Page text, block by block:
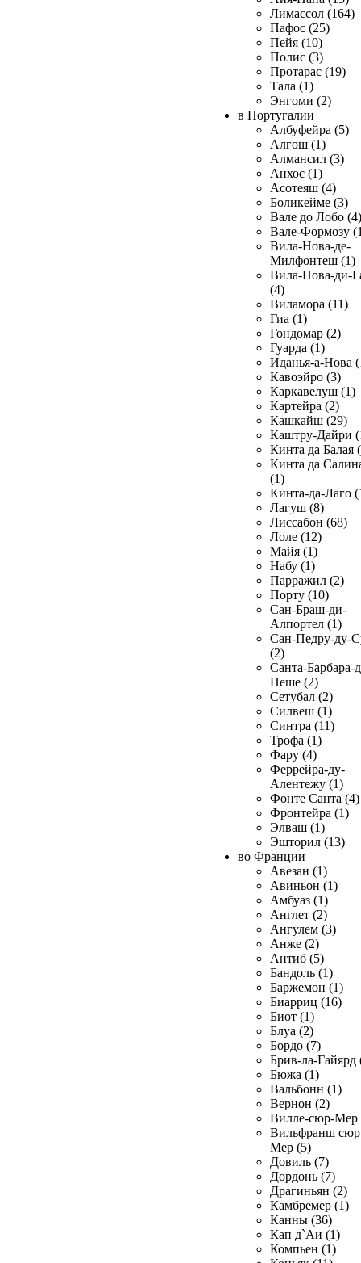
Лимассол (164)
Пафос (25)
Пейя (10)
Полис (3)
Протарас (19)
Тала (1)
Энгоми (2)
в Португалии
Албуфейра (5)
Алгош (1)
Алмансил (3)
Анхос (1)
Асотеяш (4)
Боликейме (3)
Вале до Лобо (4)
Вале-Формозу
Вила-Нова-де-
Милфонтеш (1)
Вила-Нова-ди-
(4)
Виламора (11)
Гиа (1)
Гондомар (2)
Гуарда (1)
Иданья-а-Нова
Кавоэйро (3)
Каркавелуш (1)
Картейра (2)
Кашкайш (29)
Каштру-Дайри
Кинта да Балая
Кинта да
(1)
Кинта-да-Лаго
Лагуш (8)
Лиссабон (68)
Лоле (12)
Майя (1)
Набу (1)
Парражил (2)
Порту (10)
Сан-Браш-ди-
Алпортел (1)
Сан-Педру-ду-
(2)
Санта-Барбара-
Неше (2)
Сетубал (2)
Силвеш (1)
Синтра (11)
Трофа (1)
Фару (4)
Феррейра-ду-
Алентежу (1)
Фонте Санта (4)
Фронтейра (1)
Элваш (1)
Эшторил (13)
во Франции
Авезан (1)
Авиньон (1)
Амбуаз (1)
Англет (2)
Ангулем (3)
Анже (2)
Антиб (5)
Бандоль (1)
Баржемон (1)
Биарриц (16)
Биот (1)
Блуа (2)
Бордо (7)
Брив-ла-Гайярд
Бюжа (1)
Вальбонн (1)
Вернон (2)
Вилле-сюр-Мер
Вильфранш сюр
Мер (5)
Довиль (7)
Дордонь (7)
Драгиньян (2)
Камбремер (1)
Канны (36)
Кап д`Аи (1)
Компьен (1)